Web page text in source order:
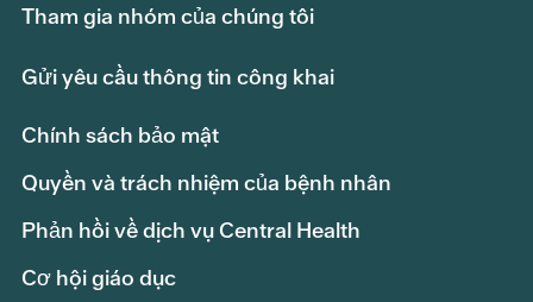
Tham gia nhóm của chúng tôi
Gửi yêu cầu thông tin công khai
Chính sách bảo mật
Quyền và trách nhiệm của bệnh nhân
Phản hồi về dịch vụ Central Health
Cơ hội giáo dục